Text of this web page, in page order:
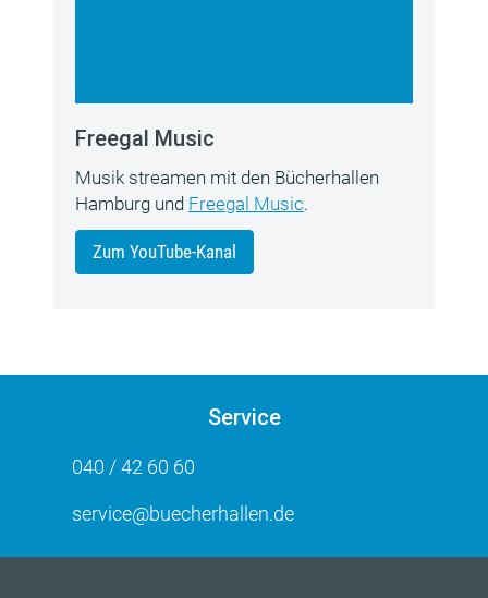
Freegal Music
Musik streamen mit den Bücherhallen
Hamburg und Freegal Music.
Zum YouTube-Kanal
Service
040 / 42 60 60
service@buecherhallen.de